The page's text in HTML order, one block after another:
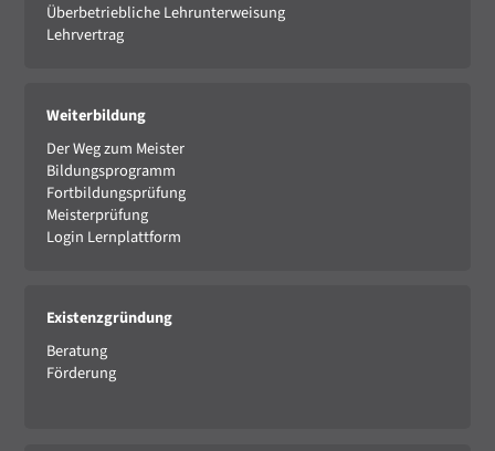
Überbetriebliche Lehrunterweisung
Lehrvertrag
Weiterbildung
Der Weg zum Meister
Bildungsprogramm
Fortbildungsprüfung
Meisterprüfung
Login Lernplattform
Existenzgründung
Beratung
Förderung